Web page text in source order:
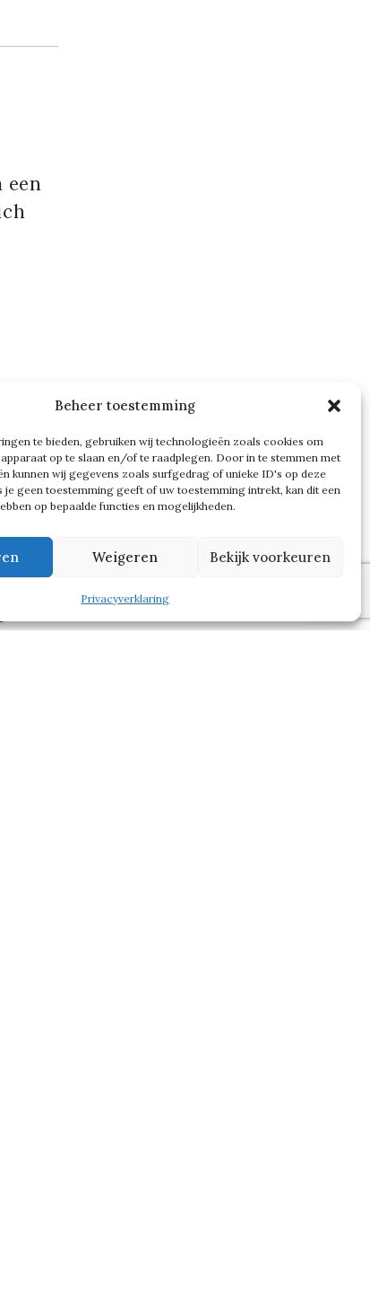
Beheer toestemming
te bieden, gebruiken wij technologieën zoals cookies om
op te slaan en/of te raadplegen. Door in te stemmen met
kunnen wij gegevens zoals surfgedrag of unieke ID's op deze
je geen toestemming geeft of uw toestemming intrekt, kan dit een
op bepaalde functies en mogelijkheden.
Weigeren Bekijk voorkeuren
Privacyverklaring
een